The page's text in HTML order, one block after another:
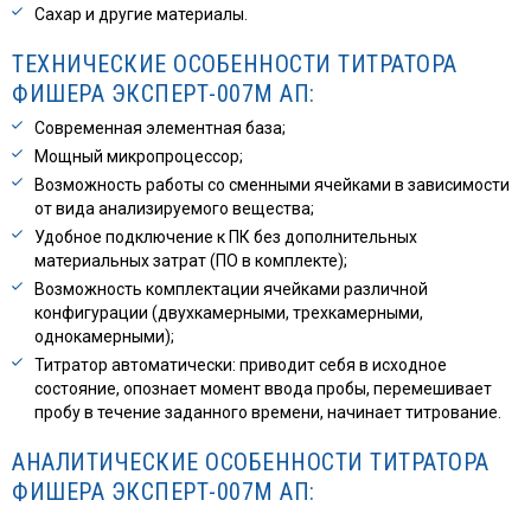
Сахар и другие материалы.
ТЕХНИЧЕСКИЕ ОСОБЕННОСТИ ТИТРАТОРА
ФИШЕРА ЭКСПЕРТ-007М АП:
Современная элементная база;
Мощный микропроцессор;
Возможность работы со сменными ячейками в зависимости
от вида анализируемого вещества;
Удобное подключение к ПК без дополнительных
материальных затрат (ПО в комплекте);
Возможность комплектации ячейками различной
конфигурации (двухкамерными, трехкамерными,
однокамерными);
Титратор автоматически: приводит себя в исходное
состояние, опознает момент ввода пробы, перемешивает
пробу в течение заданного времени, начинает титрование.
АНАЛИТИЧЕСКИЕ ОСОБЕННОСТИ ТИТРАТОРА
ФИШЕРА ЭКСПЕРТ-007М АП: